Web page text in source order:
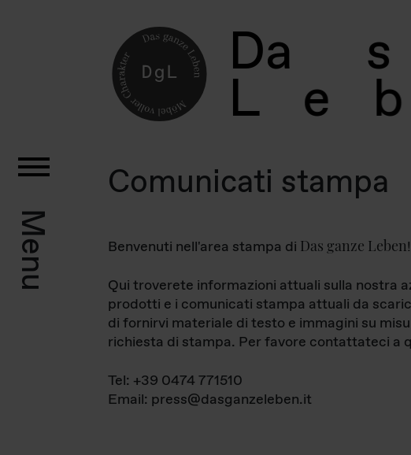
Da s
L e b
Menu
Comunicati stampa
Benvenuti nell'area stampa di Das ganze Leben!
Qui troverete informazioni attuali sulla nostra
prodotti e i comunicati stampa attuali da
di fornirvi materiale di testo e immagini su
richiesta di stampa. Per favore contattateci a
Tel: +39 0474 771510
Email: press@dasganzeleben.it